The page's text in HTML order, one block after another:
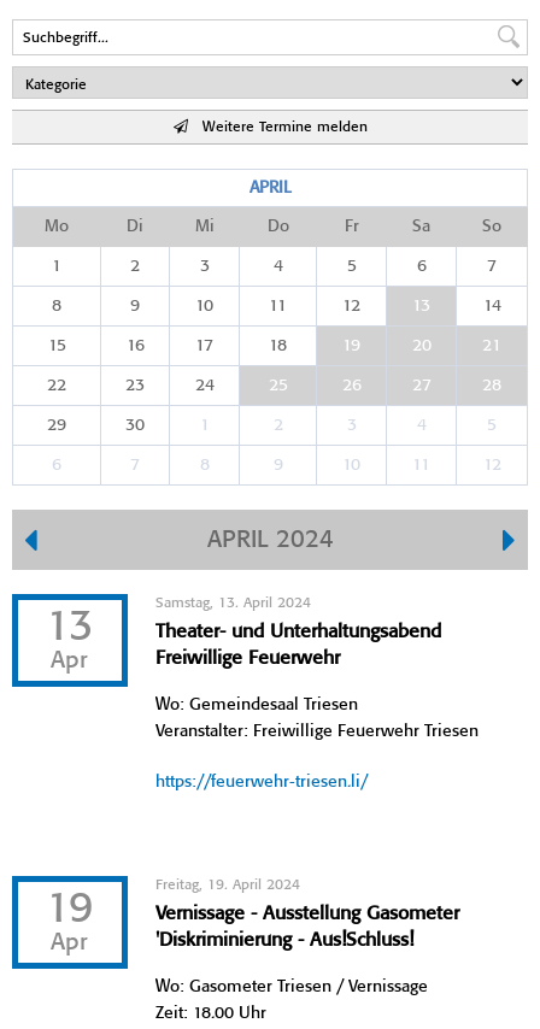
Weitere Termine melden
APRIL
Mo Di Mi Do Fr Sa So
1 2 3 4 5 6 7
8 9 10 11 12 13 14
15 16 17 18 19 20 21
22 23 24 25 26 27 28
29 30 1 2 3 4 5
6 7 8 9 10 11 12
APRIL 2024
13
Apr
Samstag, 13. April 2024
Theater- und Unterhaltungsabend
Freiwillige Feuerwehr
Wo: Gemeindesaal Triesen
Veranstalter: Freiwillige Feuerwehr Triesen
https://feuerwehr-triesen.li/
19
Apr
Freitag, 19. April 2024
Vernissage - Ausstellung Gasometer
'Diskriminierung - Aus!Schluss!
Wo: Gasometer Triesen / Vernissage
Zeit: 18.00 Uhr